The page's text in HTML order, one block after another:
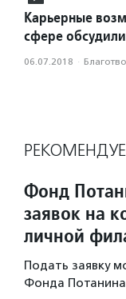
Карьерные
сфере
06.07.2018 ·
Фонд
заявок на
личной
Подать заявку
Фонда